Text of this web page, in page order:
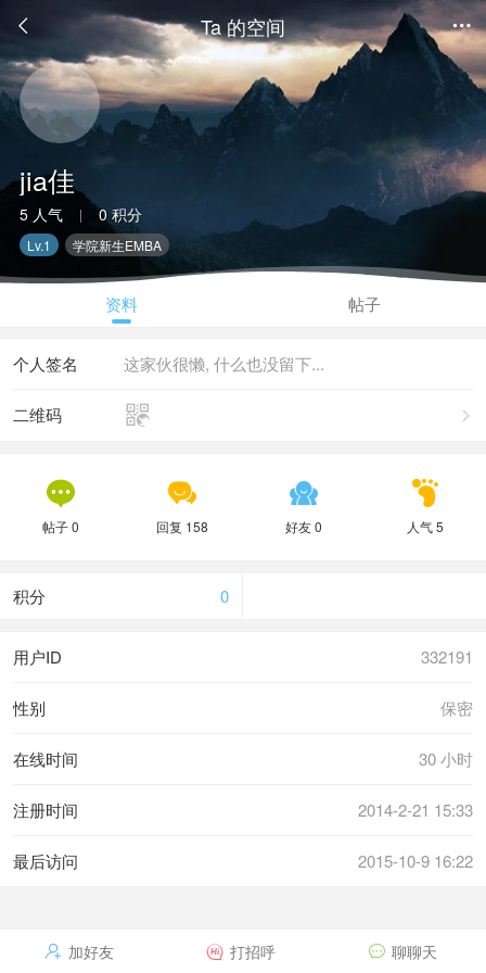
 Ta 的空间 
jia佳
5 人气 | 0 积分
Lv.1 学院新生EMBA
资料 帖子
这家伙很懒, 什么也没留下...
个人签名


二维码

帖子 0

回复 158

好友 0

人气 5
0
积分
332191
用户ID
保密
性别
30 小时
在线时间
2014-2-21 15:33
注册时间
2015-10-9 16:22
最后访问
 加好友  打招呼  聊聊天